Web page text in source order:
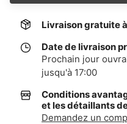
Livraison gratuite
Date de livraison
Prochain jour
jusqu'à 17:00
Conditions
et les détaillants
Demandez un